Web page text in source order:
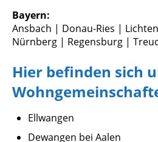
Bayern:
Ansbach | Donau-Ries |
Nürnberg | Regensburg |
Hier befinden sich
Ellwangen
Dewangen bei Aalen